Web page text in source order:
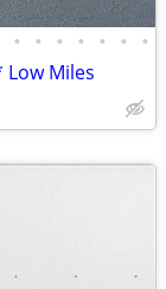
• • • • • • •
Low Miles